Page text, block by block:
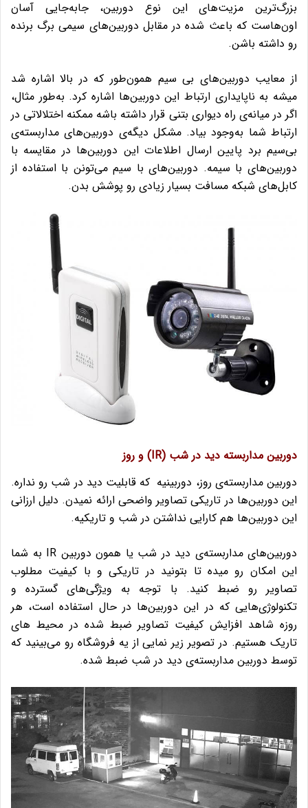
بزرگ‌ترین مزیت‌های این نوع دوربین، جابه‌جایی آسان
اون‌هاست که باعث شده در مقابل دوربین‌های سیمی برگ برنده
رو داشته باشن.
از معایب دوربین‌های بی سیم همون‌طور که در بالا اشاره شد
میشه به ناپایداری ارتباط این دوربین‌ها اشاره کرد. به‌طور مثال،
اگر در میانه‌ی راه دیواری بتنی قرار داشته باشه ممکنه اختلالاتی در
ارتباط شما به‌وجود بیاد. مشکل دیگه‌ی دوربین‌های مداربسته‌‌ی
بی‌سیم برد پایین ارسال اطلاعات این دوربین‌ها در مقایسه با
دوربین‌های با سیمه. دوربین‌های با سیم می‌تونن با استفاده از
کابل‌های شبکه مسافت بسیار زیادی رو پوشش بدن.
دوربین مداربسته دید در شب (IR) و روز
دوربین مداربسته‌ی روز، دوربینیه که قابلیت دید در شب رو نداره.
این دوربین‌ها در تاریکی تصاویر واضحی ارائه‌ نمیدن. دلیل ارزانی
این دوربین‌ها هم کارایی نداشتن در شب و تاریکیه.
دوربین‌های مداربسته‌ی دید در شب یا همون دوربین IR به شما
این امکان رو میده تا بتونید در تاریکی و با کیفیت مطلوب
تصاویر رو ضبط کنید. با توجه به ویژگی‌های گسترده و
تکنولوژی‌هایی که در این دوربین‌ها در حال استفاده است، هر
روزه شاهد افزایش کیفیت تصاویر ضبط شده در محیط های
تاریک هستیم. در تصویر زیر نمایی از یه فروشگاه رو می‌بینید که
توسط دوربین مداربسته‌ی دید در شب ضبط شده.